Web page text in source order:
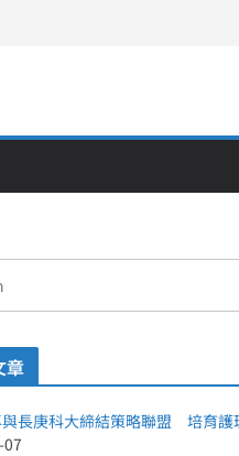
章
長庚科大締結策略聯盟 培育護